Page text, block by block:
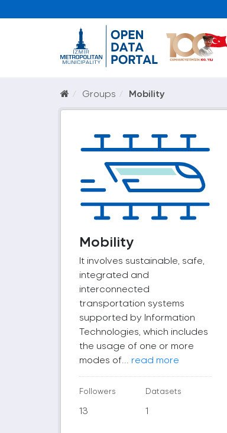
Groups Mobility
Mobility
It involves sustainable, safe,
integrated and
interconnected
transportation systems
supported by Information
Technologies, which includes
the usage of one or more
modes of... read more
Followers
13
Datasets
1